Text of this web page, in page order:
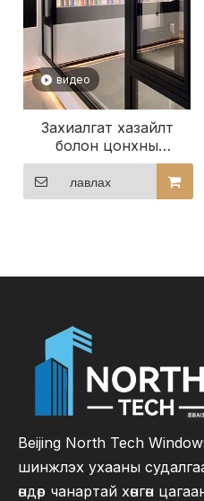
видео
Захиалгат хазайлт
болон цонхны
тусламжтайгаар
бизнесээ
сайжруулаарай
лавлах
Beijing North Tech
шинжлэх ухааны
өндөр чанартай хөнгөн